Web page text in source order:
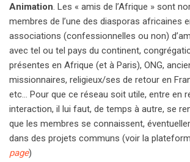
Animation. Les « amis de l’Afrique » sont
membres de l’une des diasporas africaines
associations (confessionnelles ou non)
avec tel ou tel pays du continent,
présentes en Afrique (et à Paris), ONG,
missionnaires, religieux/ses de retour en
etc… Pour que ce réseau soit utile, entre en
interaction, il lui faut, de temps à autre, se
que les membres se connaissent,
dans des projets communs (voir la
page)